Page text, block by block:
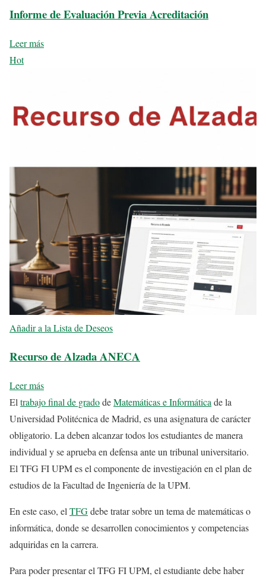
Informe de Evaluación Previa Acreditación
Leer más
Hot
Añadir a la Lista de Deseos
Recurso de Alzada ANECA
Leer más
El trabajo final de gradodeMatemáticas e Informática de la
Universidad Politécnica de Madrid, es una asignatura de carácter
obligatorio. La deben alcanzar todos los estudiantes de manera
individual y se aprueba en defensa ante un tribunal universitario.
El TFG FI UPM es el componente de investigación en el plan de
estudios de la Facultad de Ingeniería de la UPM.
En este caso, el TFGdebe tratar sobre un tema de matemáticas o
informática, donde se desarrollen conocimientos y competencias
adquiridas en la carrera.
Para poder presentar el TFG FI UPM, el estudiante debe haber